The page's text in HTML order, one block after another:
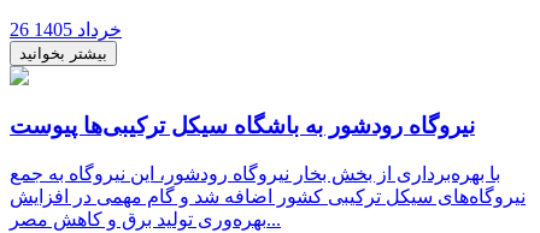
26 خرداد 1405
بیشتر بخوانید
نیروگاه رودشور به باشگاه سیکل ترکیبی‌ها پیوست
با بهره‌برداری از بخش بخار نیروگاه رودشور، این نیروگاه به جمع
نیروگاه‌های سیکل ترکیبی کشور اضافه شد و گام مهمی در افزایش
بهره‌وری تولید برق و کاهش مصر...